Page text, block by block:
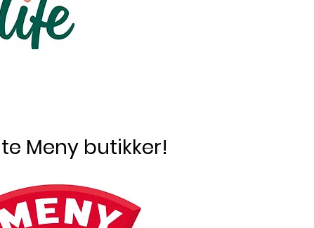
Meny butikker!